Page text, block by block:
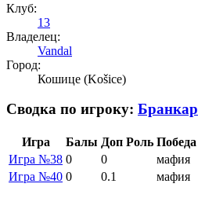
Клуб:
13
Владелец:
Vandal
Город:
Кошице (Košice)
Сводка по игроку: Бранкар
Игра Балы Доп Роль Победа
Игра №38 0 0
мафия
Игра №40 0 0.1 мафия